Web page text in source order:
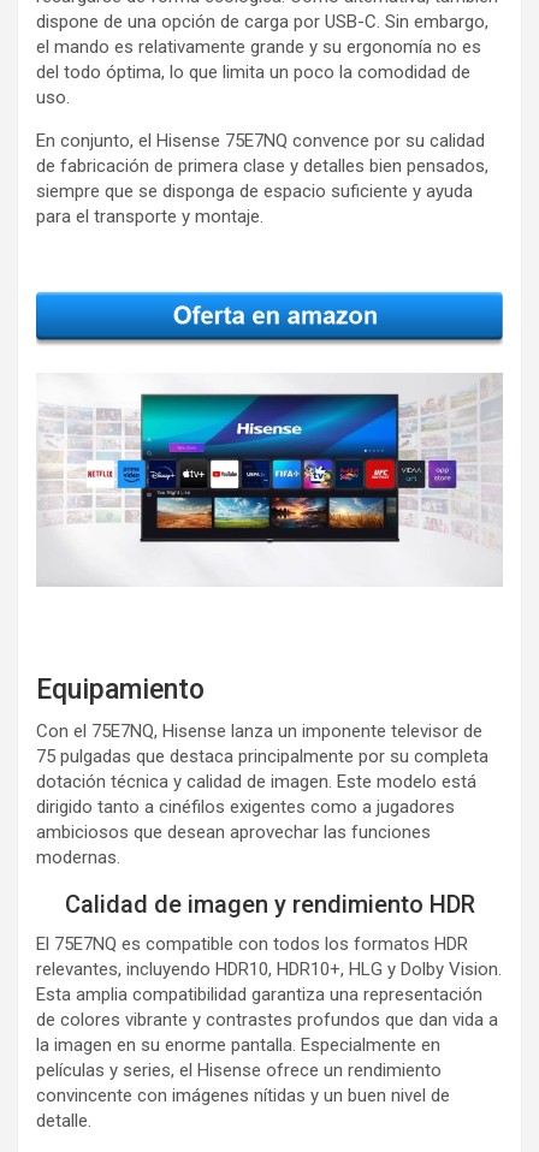
dispone de una opción de carga por USB-C. Sin embargo,
el mando es relativamente grande y su ergonomía no es
del todo óptima, lo que limita un poco la comodidad de
uso.
En conjunto, el Hisense 75E7NQ convence por su calidad
de fabricación de primera clase y detalles bien pensados,
siempre que se disponga de espacio suficiente y ayuda
para el transporte y montaje.
Equipamiento
Con el 75E7NQ, Hisense lanza un imponente televisor de
75 pulgadas que destaca principalmente por su completa
dotación técnica y calidad de imagen. Este modelo está
dirigido tanto a cinéfilos exigentes como a jugadores
ambiciosos que desean aprovechar las funciones
modernas.
Calidad de imagen y rendimiento HDR
El 75E7NQ es compatible con todos los formatos HDR
relevantes, incluyendo HDR10, HDR10+, HLG y Dolby Vision.
Esta amplia compatibilidad garantiza una representación
de colores vibrante y contrastes profundos que dan vida a
la imagen en su enorme pantalla. Especialmente en
películas y series, el Hisense ofrece un rendimiento
convincente con imágenes nítidas y un buen nivel de
detalle.